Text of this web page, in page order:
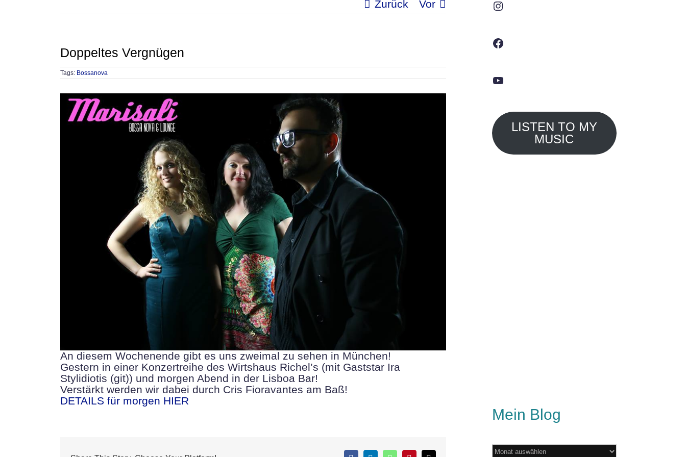
Zurück Vor
Doppeltes Vergnügen
Tags: Bossanova
An diesem Wochenende gibt es uns zweimal zu sehen in München!
Gestern in einer Konzertreihe des Wirtshaus Richel’s (mit Gaststar Ira
Stylidiotis (git)) und morgen Abend in der Lisboa Bar!
Verstärkt werden wir dabei durch Cris Fioravantes am Baß!
DETAILS für morgen HIER
LISTEN TO MY
MUSIC
Mein Blog
Mein